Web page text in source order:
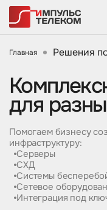
Главная Решения
для
Помогаем бизнесу
инфраструктуру:
Серверы
СХД
Системы
Сетевое
Интеграция под